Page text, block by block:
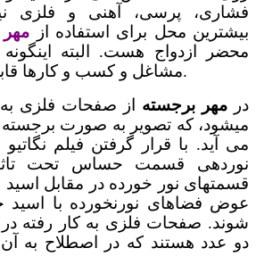
فشاری، پرسی، آهنی و فلزی
بیشترین محل برای استفاده از
محضر ازدواج هست. البته
مشاغل و کسب و کارها قابل استفاده می باشد.
در مهر برجسته از صفحات فلزی به
میشود، که تصویر به صورت برجسته
می آید. با قرار گرفتن فیلم
نوردهی قسمت حساس تحت
قسمتهای نور خورده در مقابل اسید
عوض فضاهای نورنخورده با
شوند. صفحات فلزی به کار رفته
دو عدد هستند که در اصطلاح به